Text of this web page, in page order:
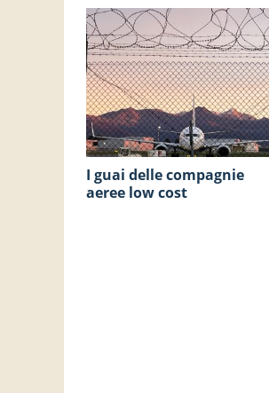
I guai delle compagnie
aeree low cost